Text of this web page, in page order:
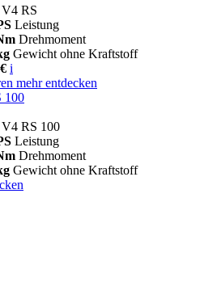
RS
Leistung
Drehmoment
Gewicht ohne Kraftstoff
i
mehr entdecken
100
RS 100
Leistung
Drehmoment
Gewicht ohne Kraftstoff